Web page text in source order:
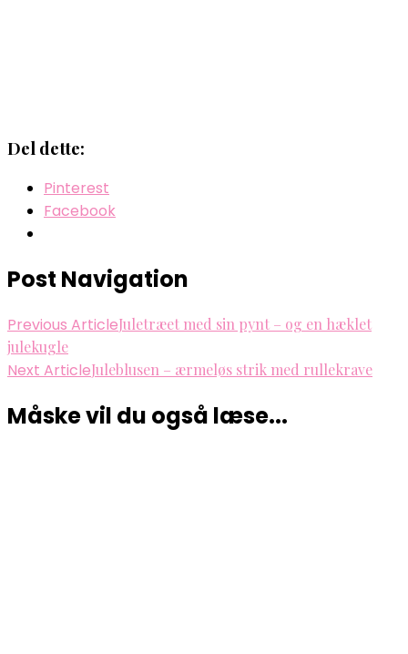
Del dette:
Pinterest
Facebook
Post Navigation
Previous ArticleJuletræet med sin pynt – og en hæklet
julekugle
Next ArticleJuleblusen – ærmeløs strik med rullekrave
Måske vil du også læse...